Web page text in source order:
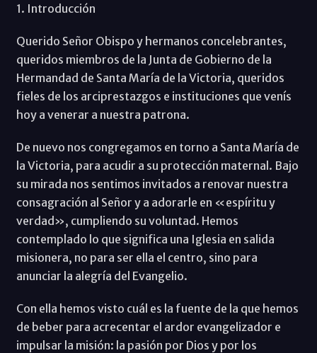
1. Introducción
Querido Señor Obispo y hermanos concelebrantes,
queridos miembros de la Junta de Gobierno de la
Hermandad de Santa María de la Victoria, queridos
fieles de los arciprestazgos e instituciones que venís
hoy a venerar a nuestra patrona.
De nuevo nos congregamos en torno a Santa María de
la Victoria, para acudir a su protección maternal. Bajo
su mirada nos sentimos invitados a renovar nuestra
consagración al Señor y a adorarle en «espíritu y
verdad», cumpliendo su voluntad. Hemos
contemplado lo que significa una Iglesia en salida
misionera, no para ser ella el centro, sino para
anunciar la alegría del Evangelio.
Con ella hemos visto cuál es la fuente de la que hemos
de beber para acrecentar el ardor evangelizador e
impulsar la misión: la pasión por Dios y por los